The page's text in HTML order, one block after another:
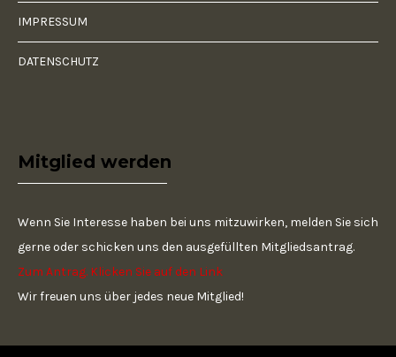
IMPRESSUM
DATENSCHUTZ
Mitglied werden
Wenn Sie Interesse haben bei uns mitzuwirken, melden Sie sich
gerne oder schicken uns den ausgefüllten Mitgliedsantrag.
Zum Antrag. Klicken Sie auf den Link
Wir freuen uns über jedes neue Mitglied!